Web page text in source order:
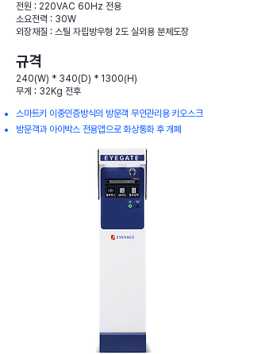
전원 : 220VAC 60Hz 전용
소요전력 : 30W
외장재질 : 스틸 자립방우형 2도 실외용 분체도장
규격
240(W) * 340(D) * 1300(H)
무게 : 32Kg 전후
스마트키 이중인증방식의 방문객 무인관리용 키오스크
​방문객과 아이박스 전용앱으로 화상통화 후 개폐